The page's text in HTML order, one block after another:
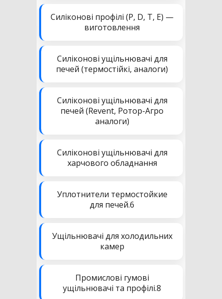
Силіконові профілі (P, D, T, E) —
виготовлення
Силіконові ущільнювачі для
печей (термостійкі, аналоги)
Силіконові ущільнювачі для
печей (Revent, Ротор-Агро
аналоги)
Силіконові ущільнювачі для
харчового обладнання
Уплотнители термостойкие
для печей.6
Ущільнювачі для холодильних
камер
Промислові гумові
ущільнювачі та профілі.8